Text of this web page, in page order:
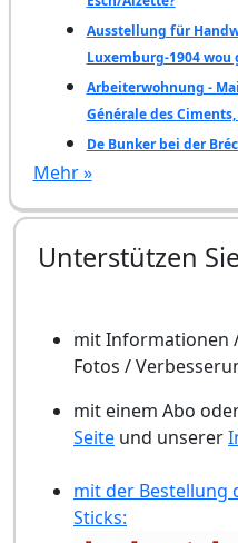
Ausstellung für
Luxemburg-1904 wou
Arbeiterwohnung -
Générale des
De Bunker bei der
Mehr »
Unterstützen
mit Informationen
Fotos /
mit einem Abo
Seite und unserer
mit der Bestellung
Sticks: